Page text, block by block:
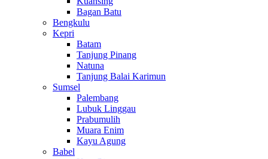
Bagan Batu
Bengkulu
Kepri
Batam
Tanjung Pinang
Natuna
Tanjung Balai Karimun
Sumsel
Palembang
Lubuk Linggau
Prabumulih
Muara Enim
Kayu Agung
Babel